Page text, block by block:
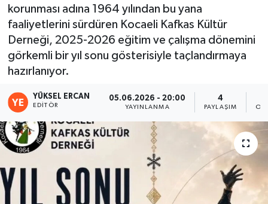
korunması adına 1964 yılından bu yana
faaliyetlerini sürdüren Kocaeli Kafkas Kültür
Derneği, 2025-2026 eğitim ve çalışma dönemini
görkemli bir yıl sonu gösterisiyle taçlandırmaya
hazırlanıyor.
YÜKSEL ERCAN
EDITÖR
05.06.2026 - 20:00
YAYINLANMA
4
PAYLAŞIM